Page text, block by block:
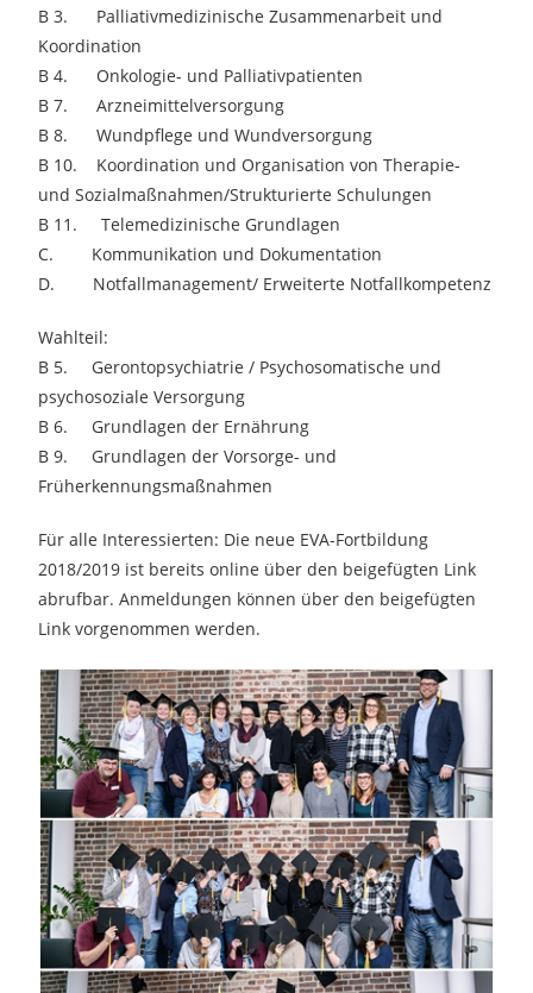
B 3. Palliativmedizinische Zusammenarbeit und
Koordination
B 4. Onkologie- und Palliativpatienten
B 7. Arzneimittelversorgung
B 8. Wundpflege und Wundversorgung
B 10. Koordination und Organisation von Therapie-
und Sozialmaßnahmen/Strukturierte Schulungen
B 11. Telemedizinische Grundlagen
C. Kommunikation und Dokumentation
D. Notfallmanagement/ Erweiterte Notfallkompetenz
Wahlteil:
B 5. Gerontopsychiatrie / Psychosomatische und
psychosoziale Versorgung
B 6. Grundlagen der Ernährung
B 9. Grundlagen der Vorsorge- und
Früherkennungsmaßnahmen
Für alle Interessierten: Die neue EVA-Fortbildung
2018/2019 ist bereits online über den beigefügten Link
abrufbar. Anmeldungen können über den beigefügten
Link vorgenommen werden.